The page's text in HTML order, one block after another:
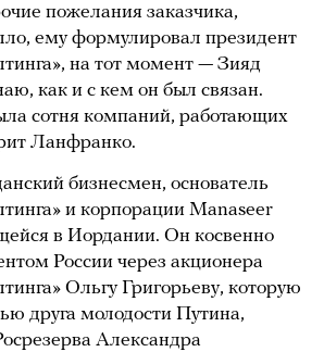
пожелания заказчика,
ему формулировал президент
на тот момент — Зияд
как и с кем он был связан.
сотня компаний, работающих
Ланфранко.
бизнесмен, основатель
и корпорации Manaseer
в Иордании. Он косвенно
России через акционера
Ольгу Григорьеву, которую
друга молодости Путина,
Александра